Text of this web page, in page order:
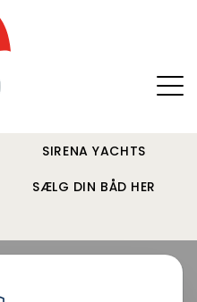
SIRENA YACHTS
SÆLG DIN BÅD HER